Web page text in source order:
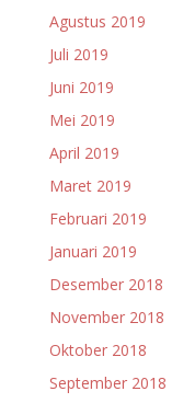
Agustus 2019
Juli 2019
Juni 2019
Mei 2019
April 2019
Maret 2019
Februari 2019
Januari 2019
Desember 2018
November 2018
Oktober 2018
September 2018